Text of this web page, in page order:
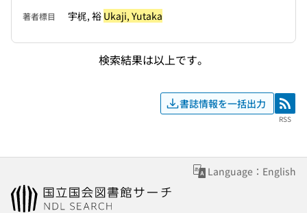
著者標目 宇梶, 裕 Ukaji, Yutaka
検索結果は以上です。
書誌情報を一括出力 RSS
RSS
Language：English